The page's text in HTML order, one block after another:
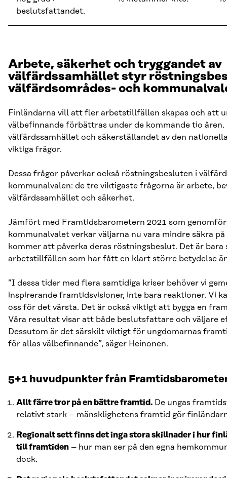
beslutsfattandet.
Arbete, säkerhet och tryggandet av
välfärdssamhället styr
välfärdsområdes- och
Finländarna vill att fler arbetstillfällen skapas och att
välbefinnande förbättras under de kommande tio åren.
välfärdssamhället och säkerställandet av den
viktiga frågor.
Dessa frågor påverkar också röstningsbesluten i
kommunalvalen: de tre viktigaste frågorna är arbete,
välfärdssamhället och säkerhet.
Jämfört med Framtidsbarometern 2021 som
kommunalvalet verkar väljarna nu vara mindre säkra
kommer att påverka deras röstningsbeslut. Det är bara
arbetstillfällen som har fått en klart större betydelse
”I dessa tider med flera samtidiga kriser behöver vi
inspirerande framtidsvisioner, inte bara reaktioner. Vi
oss för det värsta. Det är också viktigt att bygga en
Våra resultat visar att både beslutsfattare och väljare
Dessutom är det särskilt viktigt för ungdomarnas
för allas välbefinnande”, säger Heinonen.
5+1 huvudpunkter från
Allt färre tror på en bättre framtid. De ungas
relativt stark – mänsklighetens framtid gör
Regionalt sett finns det inga stora skillnader i hur
till framtiden – hur man ser på den egna
dock.